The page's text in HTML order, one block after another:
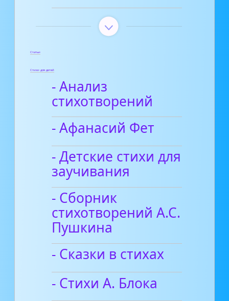
Статьи
Стихи для детей
- Анализ
стихотворений
- Афанасий Фет
- Детские стихи для
заучивания
- Сборник
стихотворений А.С.
Пушкина
- Сказки в стихах
- Стихи А. Блока